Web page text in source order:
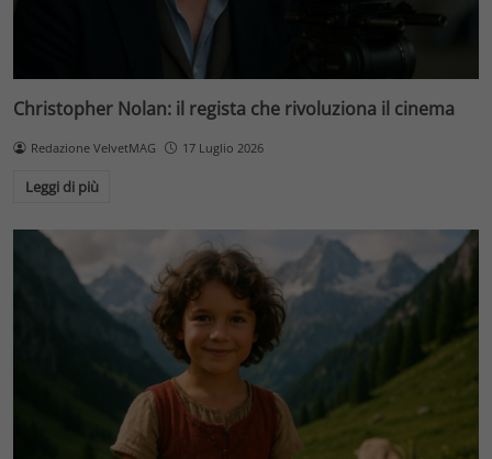
Christopher Nolan: il regista che rivoluziona il cinema
Redazione VelvetMAG 17 Luglio 2026
Leggi di più